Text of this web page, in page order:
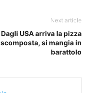
Next article
Dagli USA arriva la pizza
scomposta, si mangia in
barattolo